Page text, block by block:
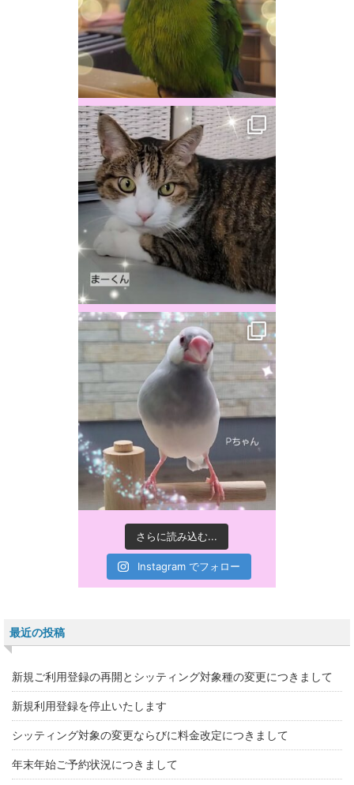
さらに読み込む...
Instagram でフォロー
最近の投稿
新規ご利用登録の再開とシッティング対象種の変更につきまして
新規利用登録を停止いたします
シッティング対象の変更ならびに料金改定につきまして
年末年始ご予約状況につきまして